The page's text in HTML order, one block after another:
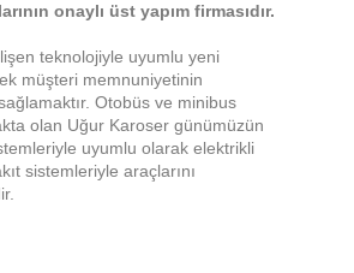
onaylı üst yapım firmasıdır.
teknolojiyle uyumlu yeni
müşteri memnuniyetinin
sağlamaktır. Otobüs ve minibus
olan Uğur Karoser günümüzün
uyumlu olarak elektrikli
sistemleriyle araçlarını